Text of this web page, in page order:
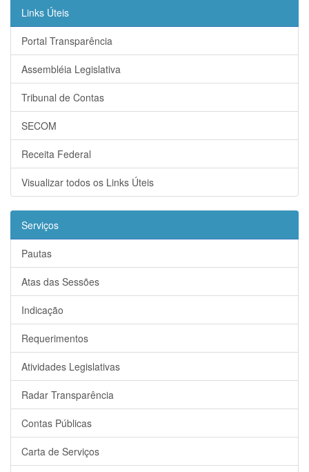
Links Úteis
Portal Transparência
Assembléia Legislativa
Tribunal de Contas
SECOM
Receita Federal
Visualizar todos os Links Úteis
Serviços
Pautas
Atas das Sessões
Indicação
Requerimentos
Atividades Legislativas
Radar Transparência
Contas Públicas
Carta de Serviços